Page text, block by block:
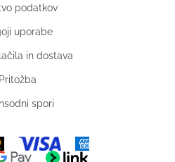
podatkov
uporabe
in dostava
Pritožba
spori